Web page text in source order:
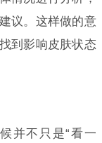
议。这样做的意
到影响皮肤状态
并不只是“看一